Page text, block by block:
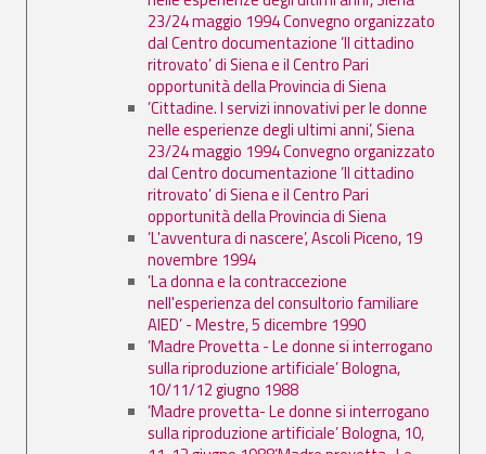
23/24 maggio 1994 Convegno organizzato
dal Centro documentazione ’Il cittadino
ritrovato’ di Siena e il Centro Pari
opportunità della Provincia di Siena
’Cittadine. I servizi innovativi per le donne
nelle esperienze degli ultimi anni’, Siena
23/24 maggio 1994 Convegno organizzato
dal Centro documentazione ’Il cittadino
ritrovato’ di Siena e il Centro Pari
opportunità della Provincia di Siena
’L'avventura di nascere’, Ascoli Piceno, 19
novembre 1994
’La donna e la contraccezione
nell'esperienza del consultorio familiare
AIED’ - Mestre, 5 dicembre 1990
’Madre Provetta - Le donne si interrogano
sulla riproduzione artificiale’ Bologna,
10/11/12 giugno 1988
’Madre provetta- Le donne si interrogano
sulla riproduzione artificiale’ Bologna, 10,